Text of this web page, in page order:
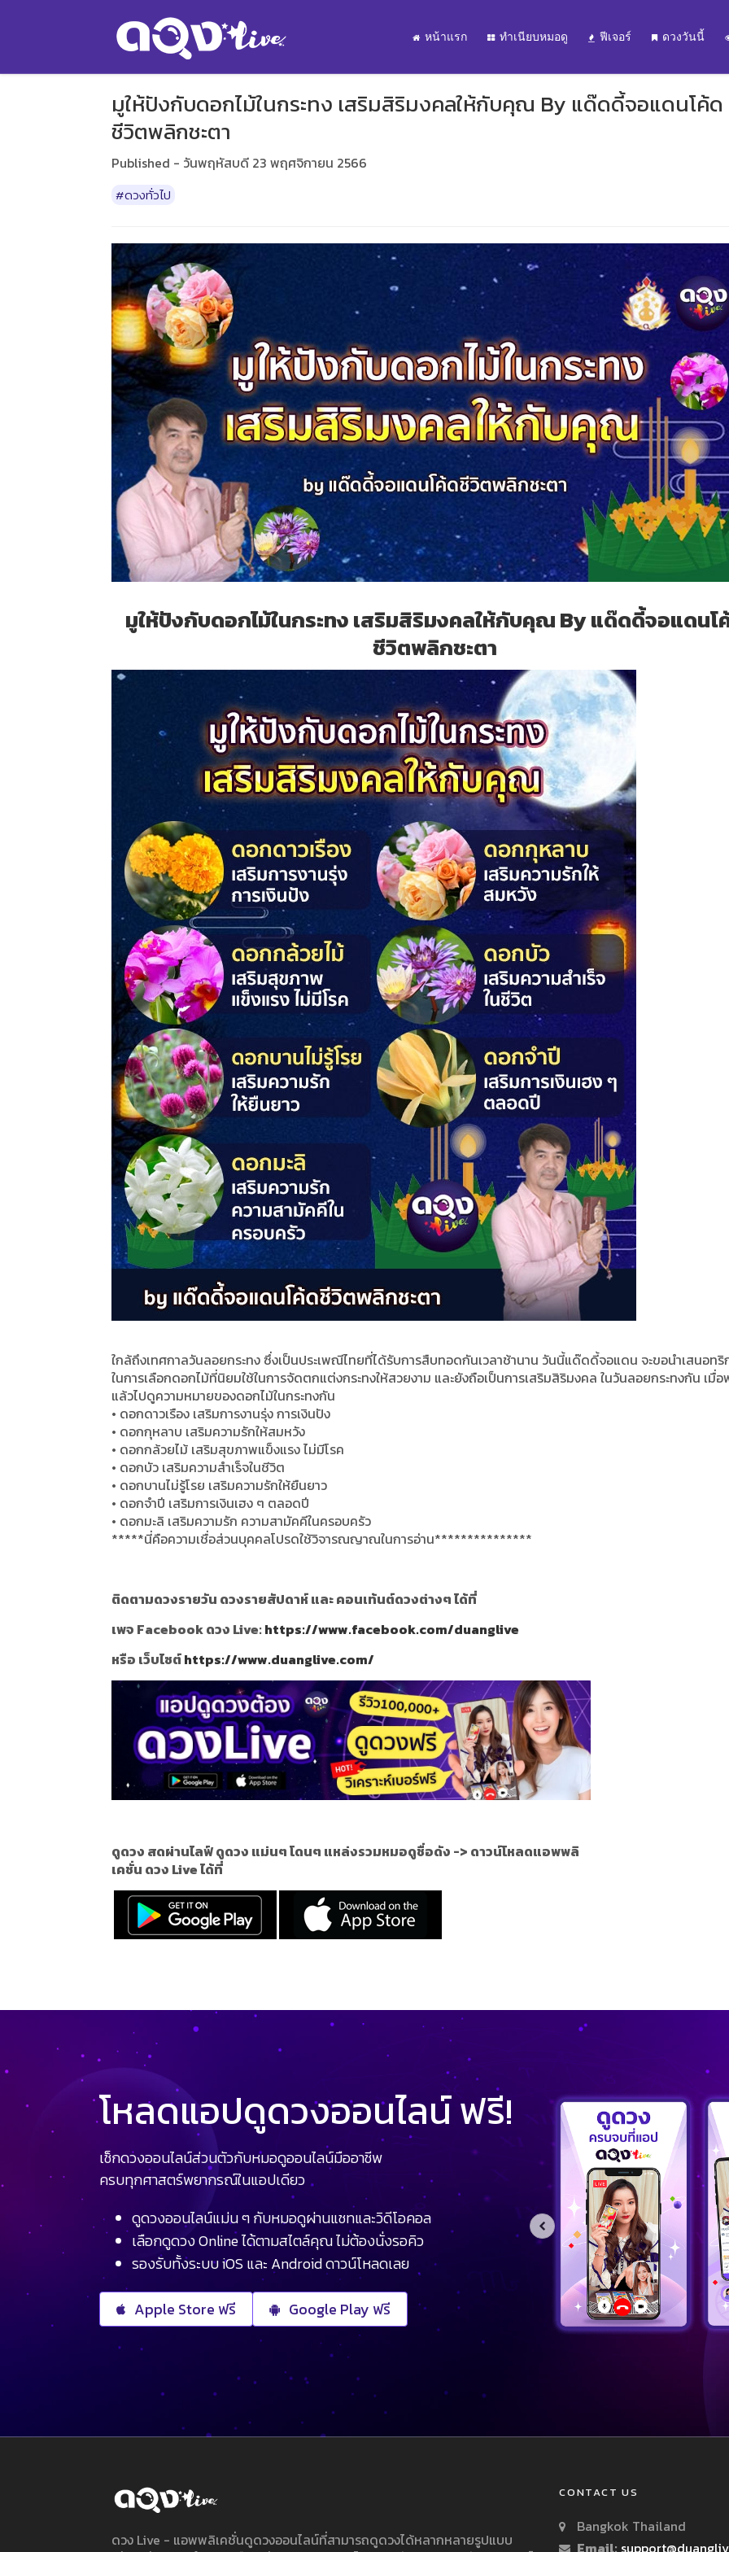
หน้าแรก ทำเนียบหมอดู ฟีเจอร์ ดวงวันนี้
มูให้ปังกับดอกไม้ในกระทง เสริมสิริมงคลให้กับคุณ By แด๊ดดี้จอแดนโค้ด
ชีวิตพลิกชะตา
Published - วันพฤหัสบดี 23 พฤศจิกายน 2566
#ดวงทั่วไป
มูให้ปังกับดอกไม้ในกระทง เสริมสิริมงคลให้กับคุณ By แด๊ดดี้จอแดนโ
ชีวิตพลิกชะตา
ใกล้ถึงเทศกาลวันลอยกระทง ซึ่งเป็นประเพณีไทยที่ได้รับการสืบทอดกันเวลาช้านาน วันนี้แด๊ดดี้จอแดน จะขอนำเสนอท
ในการเลือกดอกไม้ที่นิยมใช้ในการจัดตกแต่งกระทงให้สวยงาม และยังถือเป็นการเสริมสิริมงคล ในวันลอยกระทงกัน เมื่
แล้วไปดูความหมายของดอกไม้ในกระทงกัน
• ดอกดาวเรือง เสริมการงานรุ่ง การเงินปัง
• ดอกกุหลาบ เสริมความรักให้สมหวัง
• ดอกกล้วยไม้ เสริมสุขภาพแข็งแรง ไม่มีโรค
• ดอกบัว เสริมความสำเร็จในชีวิต
• ดอกบานไม่รู้โรย เสริมความรักให้ยืนยาว
• ดอกจำปี เสริมการเงินเฮง ๆ ตลอดปี
• ดอกมะลิ เสริมความรัก ความสามัคคีในครอบครัว
*****นี่คือความเชื่อส่วนบุคคลโปรดใช้วิจารณญาณในการอ่าน***************
ติดตามดวงรายวัน ดวงรายสัปดาห์ และ คอนเท้นต์ดวงต่างๆ ได้ที่
เพจ Facebook ดวง Live:https://www.facebook.com/duanglive
หรือ เว็บไซต์https://www.duanglive.com/
ดูดวง สดผ่านไลฟ์ ดูดวง แม่นๆ โดนๆ แหล่งรวมหมอดูชื่อดัง -> ดาวน์โหลดแอพพลิ
เคชั่น ดวง Live ได้ที่
โหลดแอปดูดวงออนไลน์ ฟรี!
เช็กดวงออนไลน์ส่วนตัวกับหมอดูออนไลน์มืออาชีพ
ครบทุกศาสตร์พยากรณ์ในแอปเดียว
ดูดวงออนไลน์แม่น ๆ กับหมอดูผ่านแชทและวิดีโอคอล
เลือกดูดวง Online ได้ตามสไตล์คุณ ไม่ต้องนั่งรอคิว
รองรับทั้งระบบ iOS และ Android ดาวน์โหลดเลย
Apple Store ฟรี Google Play ฟรี
ดวง Live - แอพพลิเคชั่นดูดวงออนไลน์ที่สามารถดูดวงได้หลากหลายรูปแบบ
CONTACT US
Bangkok Thailand